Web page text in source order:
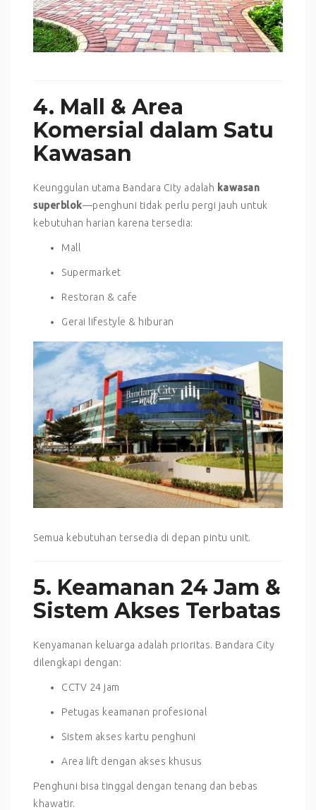
4. Mall & Area
Komersial dalam Satu
Kawasan
Keunggulan utama Bandara City adalah kawasan
superblok—penghuni tidak perlu pergi jauh untuk
kebutuhan harian karena tersedia:
Mall
Supermarket
Restoran & cafe
Gerai lifestyle & hiburan
Semua kebutuhan tersedia di depan pintu unit.
5. Keamanan 24 Jam &
Sistem Akses Terbatas
Kenyamanan keluarga adalah prioritas. Bandara City
dilengkapi dengan:
CCTV 24 jam
Petugas keamanan profesional
Sistem akses kartu penghuni
Area lift dengan akses khusus
Penghuni bisa tinggal dengan tenang dan bebas
khawatir.